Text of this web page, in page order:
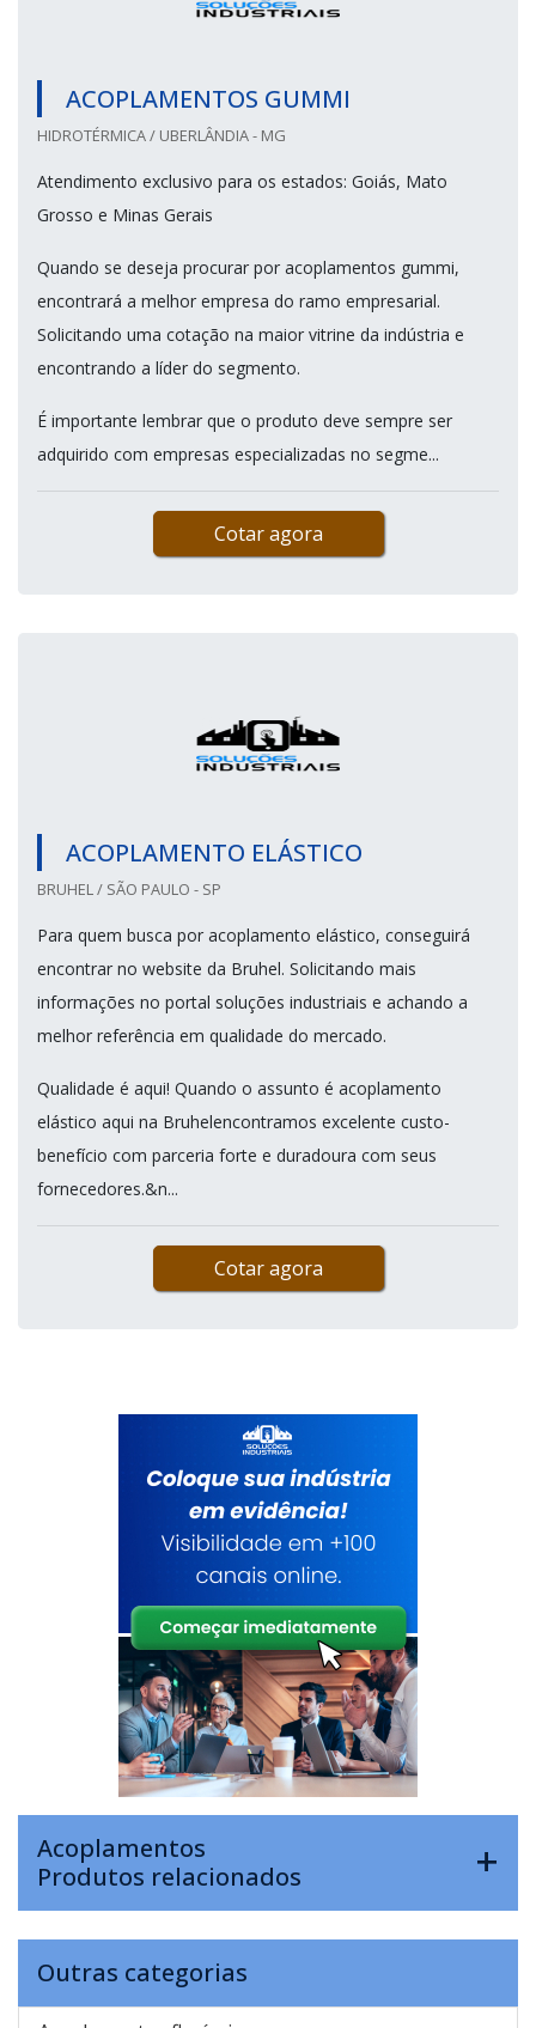
ACOPLAMENTOS GUMMI
HIDROTÉRMICA / UBERLÂNDIA - MG
Atendimento exclusivo para os estados: Goiás, Mato
Grosso e Minas Gerais
Quando se deseja procurar por acoplamentos gummi,
encontrará a melhor empresa do ramo empresarial.
Solicitando uma cotação na maior vitrine da indústria e
encontrando a líder do segmento.
É importante lembrar que o produto deve sempre ser
adquirido com empresas especializadas no segme...
Cotar agora
ACOPLAMENTO ELÁSTICO
BRUHEL / SÃO PAULO - SP
Para quem busca por acoplamento elástico, conseguirá
encontrar no website da Bruhel. Solicitando mais
informações no portal soluções industriais e achando a
melhor referência em qualidade do mercado.
Qualidade é aqui! Quando o assunto é acoplamento
elástico aqui na Bruhelencontramos excelente custo-
benefício com parceria forte e duradoura com seus
fornecedores.&n...
Cotar agora
Acoplamentos
Produtos relacionados
Outras categorias